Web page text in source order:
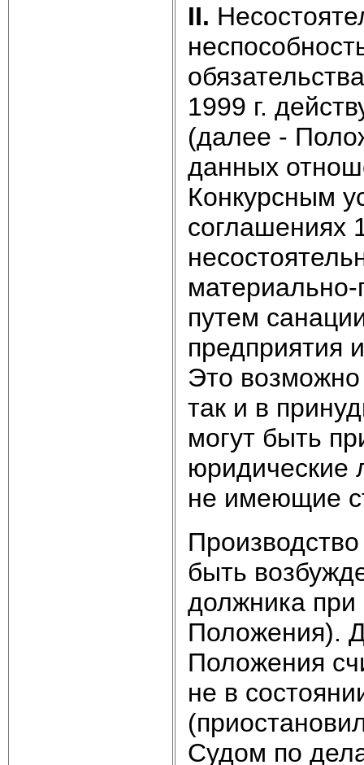
II.
1999 г.
(далее -
данных
Конкурсным
соглашениях
путем
предприятия
Это возможно
так и в
могут быть
юридические
не имеющие
быть
должника при
Положения).
Положения
не в
Судом по